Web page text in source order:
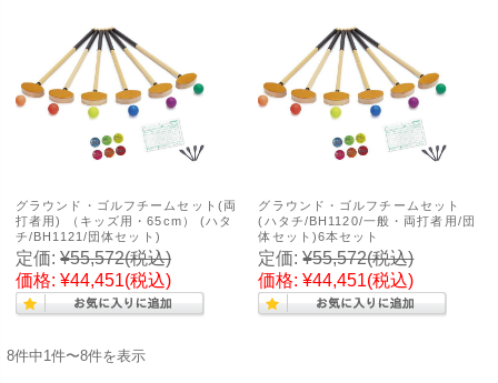
グラウンド・ゴルフチームセット(両
打者用) （キッズ用・65cm） (ハタ
チ/BH1121/団体セット)
定価: ¥55,572(税込)
価格: ¥44,451(税込)
グラウンド・ゴルフチームセット
(ハタチ/BH1120/一般・両打者用/団
体セット)6本セット
定価: ¥55,572(税込)
価格: ¥44,451(税込)
8件中1件〜8件を表示